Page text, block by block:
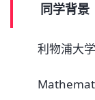
同学背景
利物浦大学